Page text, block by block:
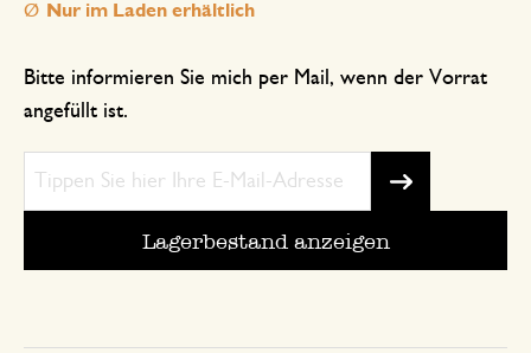
Bitte informieren Sie mich per Mail, wenn der Vorrat
angefüllt ist.
Lagerbestand anzeigen
Nur im Laden erhältlich